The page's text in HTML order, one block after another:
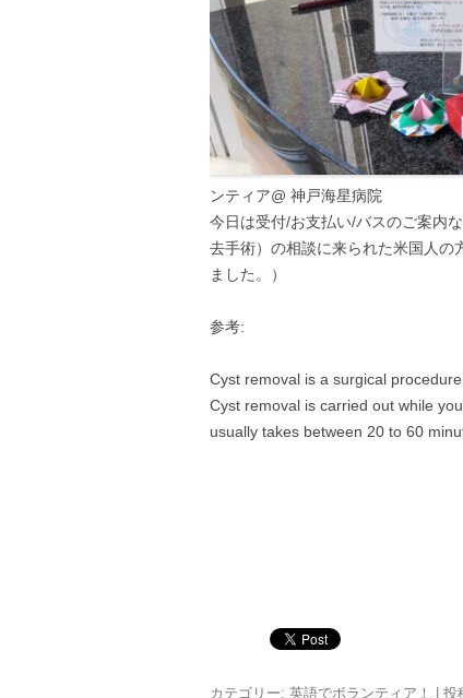
ンティア@ 神戸海星病院
今日は受付/お支払い/バスのご案内
去手術）の相談に来られた米国人の
ました。）
参考:
Cyst removal is a surgical
Cyst removal is carried out while
usually takes between 20 to 60
カテゴリー: 英語でボランティア！ | 投